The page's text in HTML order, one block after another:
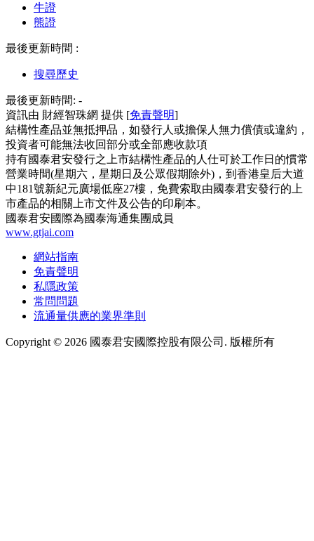
牛證
熊證
最後更新時間 :
搜尋歷史
最後更新時間: -
資訊由 財經智珠網 提供 [免責聲明]
結構性產品並無抵押品，如發行人或擔保人無力償債或違約，
投資者可能無法收回部分或全部應收款項
持有國泰君安發行之上市結構性產品的人仕可於工作日的慣常
營業時間(星期六，星期日及公眾假期除外)，到香港皇后大道
中181號新紀元廣場低座27樓，免費索取由國泰君安發行的上
市產品的相關上市文件及公告的印刷本。
國泰君安國際為國泰海通集團成員
www.gtjai.com
網站指南
免責聲明
私隱政策
常問問題
流通量供應的業界準則
Copyright © 2026 國泰君安國際控股有限公司. 版權所有